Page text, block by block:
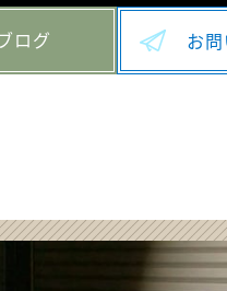
ログ お